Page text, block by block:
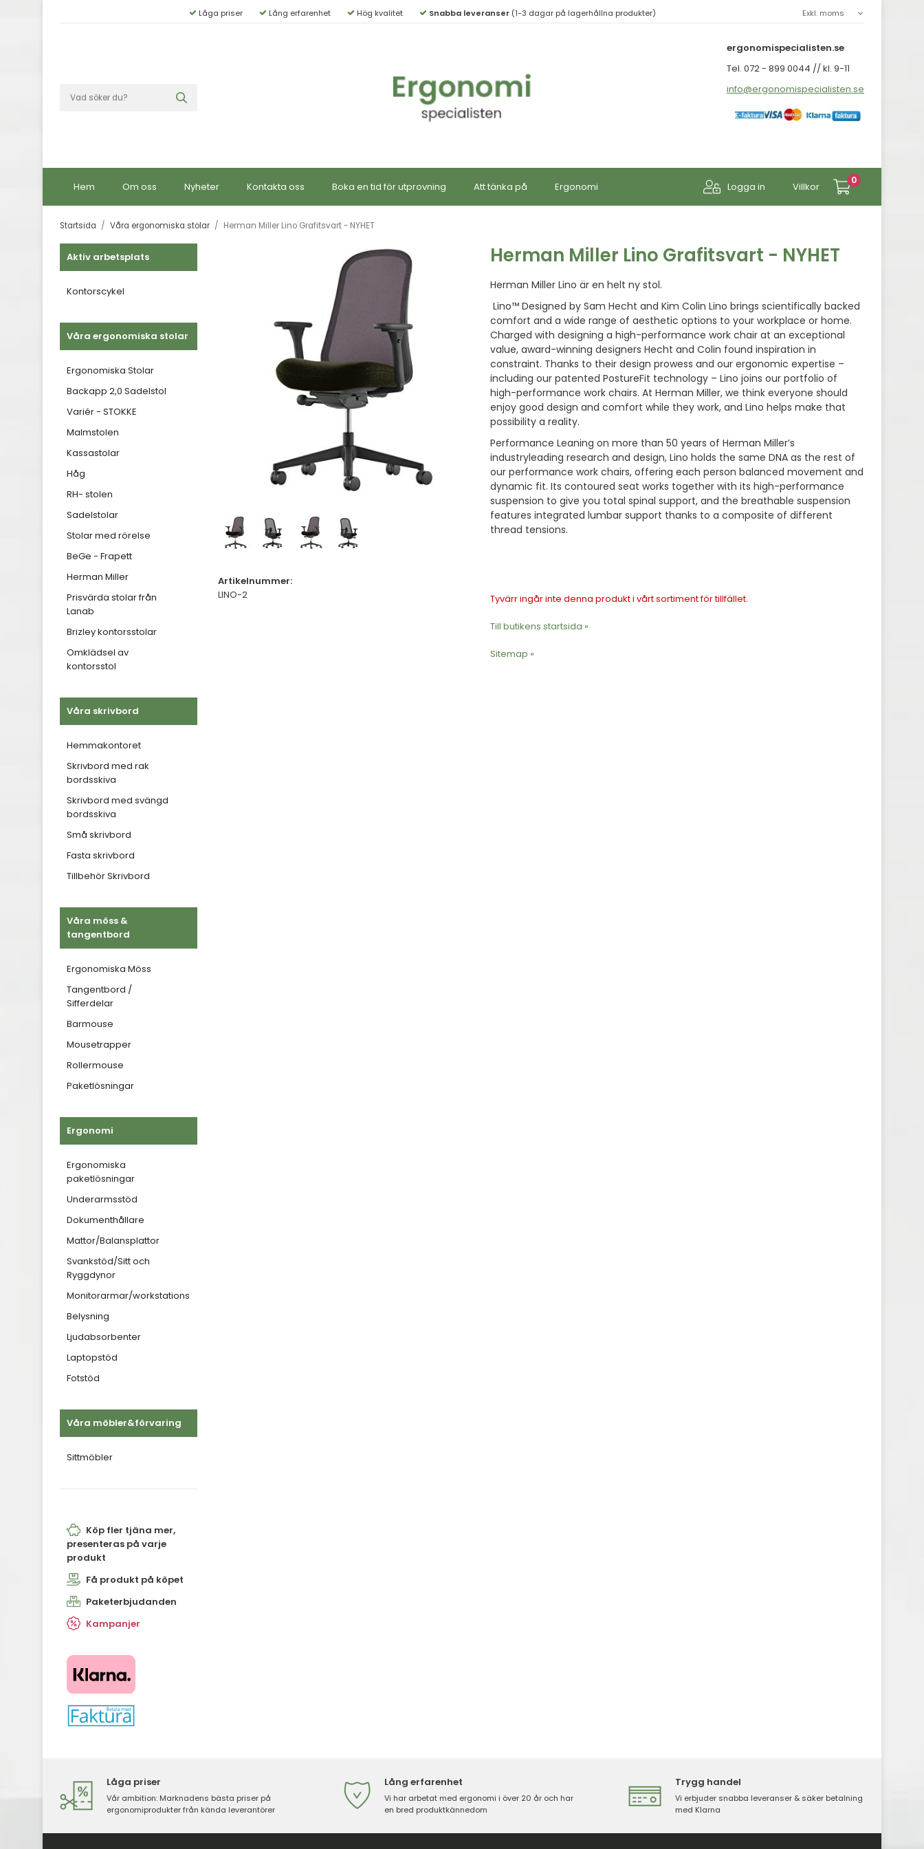
Låga priser Lång erfarenhet Hög kvalitet Snabba leveranser (1-3 dagar på lagerhållna produkter)
ergonomispecialisten.se
Tel. 072 - 899 0044 // kl. 9-11
info@ergonomispecialisten.se
Hem Om oss Nyheter Kontakta oss Boka en tid för utprovning Att tänka på Ergonomi Logga in Villkor 0
Startsida / Våra ergonomiska stolar / Herman Miller Lino Grafitsvart - NYHET
Aktiv arbetsplats
Kontorscykel
Våra ergonomiska stolar
Ergonomiska Stolar
Backapp 2,0 Sadelstol
Variér - STOKKE
Malmstolen
Kassastolar
Håg
RH- stolen
Sadelstolar
Stolar med rörelse
BeGe - Frapett
Herman Miller
Prisvärda stolar från
Lanab
Brizley kontorsstolar
Omklädsel av
kontorsstol
Våra skrivbord
Hemmakontoret
Skrivbord med rak
bordsskiva
Skrivbord med svängd
bordsskiva
Små skrivbord
Fasta skrivbord
Tillbehör Skrivbord
Våra möss &
tangentbord
Ergonomiska Möss
Tangentbord /
Sifferdelar
Barmouse
Mousetrapper
Rollermouse
Paketlösningar
Ergonomi
Ergonomiska
paketlösningar
Underarmsstöd
Dokumenthållare
Mattor/Balansplattor
Svankstöd/Sitt och
Ryggdynor
Monitorarmar/workstations
Belysning
Ljudabsorbenter
Laptopstöd
Fotstöd
Våra möbler&förvaring
Sittmöbler
Köp fler tjäna mer,
presenteras på varje
produkt
Få produkt på köpet
Paketerbjudanden
Kampanjer
Herman Miller Lino Grafitsvart - NYHET
Herman Miller Lino är en helt ny stol.
Lino™ Designed by Sam Hecht and Kim Colin Lino brings scientifically backed
comfort and a wide range of aesthetic options to your workplace or home.
Charged with designing a high-performance work chair at an exceptional
value, award-winning designers Hecht and Colin found inspiration in
constraint. Thanks to their design prowess and our ergonomic expertise –
including our patented PostureFit technology – Lino joins our portfolio of
high-performance work chairs. At Herman Miller, we think everyone should
enjoy good design and comfort while they work, and Lino helps make that
possibility a reality.
Performance Leaning on more than 50 years of Herman Miller’s
industryleading research and design, Lino holds the same DNA as the rest of
our performance work chairs, offering each person balanced movement and
dynamic fit. Its contoured seat works together with its high-performance
suspension to give you total spinal support, and the breathable suspension
features integrated lumbar support thanks to a composite of different
thread tensions.
Tyvärr ingår inte denna produkt i vårt sortiment för tillfället.
Till butikens startsida »
Sitemap »
Artikelnummer:
LINO-2
Låga priser
Vår ambition: Marknadens bästa priser på
ergonomiprodukter från kända leverantörer
Lång erfarenhet
Vi har arbetat med ergonomi i över 20 år och har
en bred produktkännedom
Trygg handel
Vi erbjuder snabba leveranser & säker betalning
med Klarna